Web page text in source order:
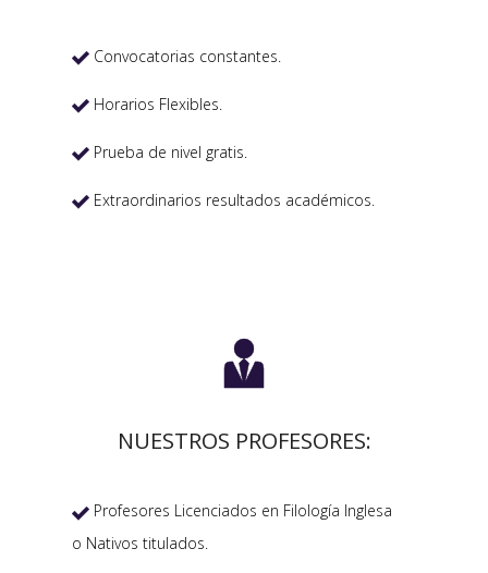
 Convocatorias constantes.
 Horarios Flexibles.
 Prueba de nivel gratis.
 Extraordinarios resultados académicos.

NUESTROS PROFESORES:
 Profesores Licenciados en Filología Inglesa
o Nativos titulados.